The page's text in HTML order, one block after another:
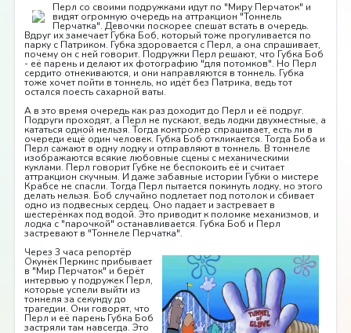
Перл со своими подружками идут по "Миру Перчаток" и
видят огромную очередь на аттракцион "Тоннель
Перчатка". Девочки поскорее спешат встать в очередь.
Вдруг их замечает Губка Боб, который тоже прогуливается по
парку с Патриком. Губка здоровается с Перл, а она спрашивает,
почему он с ней говорит. Подружки Перл решают, что Губка Боб
- её парень и делают их фотографию "для потомков". Но Перл
сердито отнекиваются, и они направляются в тоннель. Губка
тоже хочет пойти в тоннель, но идёт без Патрика, ведь тот
остался поесть сахарной ваты.
А в это время очередь как раз доходит до Перл и её подруг.
Подруги проходят, а Перл не пускают, ведь лодки двухместные, а
кататься одной нельзя. Тогда контролёр спрашивает, есть ли в
очереди ещё один человек. Губка Боб откликается. Тогда Боба и
Перл сажают в одну лодку и отправляют в тоннель. В тоннеле
изображаются всякие любовные сцены с механическими
куклами. Перл говорит Губке не беспокоить её и считает
аттракцион скучным. И даже забавные истории Губки о мистере
Крабсе не спасли. Тогда Перл пытается покинуть лодку, но этого
делать нельзя. Боб случайно подлетает под потолок и сбивает
одно из подвесных сердец. Оно падает и застревает в
шестерёнках под водой. Это приводит к поломке механизмов, и
лодка с "парочкой" останавливается. Губка Боб и Перл
застревают в "Тоннеле Перчатка".
Через 3 часа репортёр
Окунёк Перкинс прибывает
в "Мир Перчаток" и берёт
интервью у подружек Перл,
которые успели выйти из
тоннеля за секунду до
трагедии. Они говорят, что
Перл и её парень Губка Боб
застряли там навсегда. Это